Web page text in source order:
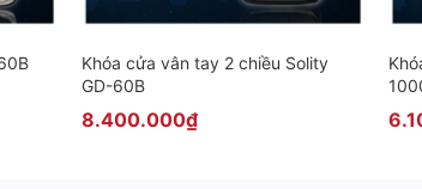
trọng cho căn nhà.
Khóa cửa vân tay 2 chiều Solity
GD-60B
8.400.000₫